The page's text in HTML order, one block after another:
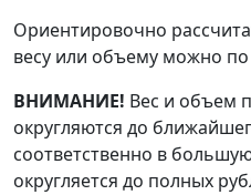
Ориентировочно
весу или объему можно
ВНИМАНИЕ! Вес и объем
округляются до
соответственно в
округляется до полных